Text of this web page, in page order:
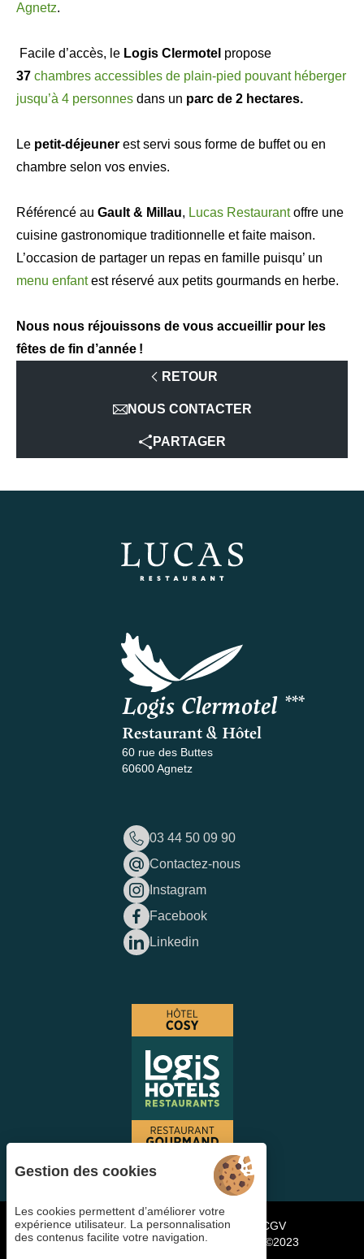
Agnetz.
Facile d’accès, le Logis Clermotel propose
37 chambres accessibles de plain-pied pouvant héberger
jusqu’à 4 personnes dans un parc de 2 hectares.
Le petit-déjeuner est servi sous forme de buffet ou en
chambre selon vos envies.
Référencé au Gault & Millau, Lucas Restaurantoffre une
cuisine gastronomique traditionnelle et faite maison.
L’occasion de partager un repas en famille puisqu’ un
menu enfantest réservé aux petits gourmands en herbe.
Nous nous réjouissons de vous accueillir pour les
fêtes de fin d’année !
RETOUR
NOUS CONTACTER
PARTAGER
Logis Clermotel ***
Restaurant & Hôtel
60 rue des Buttes
60600 Agnetz
03 44 50 09 90
Contactez-nous
Instagram
Facebook
Linkedin
Gestion des cookiesFAQCandidater
CGV
Mentions légales Plan du site Copyright ©2023
Gestion des cookies
Les cookies permettent d’améliorer votre
expérience utilisateur. La personnalisation
des contenus facilite votre navigation.